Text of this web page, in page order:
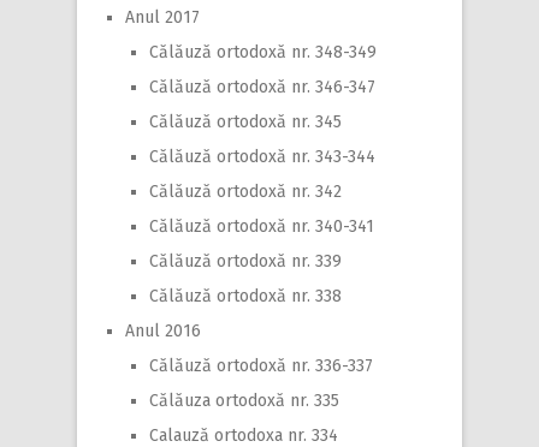
Anul 2017
Călăuză ortodoxă nr. 348-349
Călăuză ortodoxă nr. 346-347
Călăuză ortodoxă nr. 345
Călăuză ortodoxă nr. 343-344
Călăuză ortodoxă nr. 342
Călăuză ortodoxă nr. 340-341
Călăuză ortodoxă nr. 339
Călăuză ortodoxă nr. 338
Anul 2016
Călăuză ortodoxă nr. 336-337
Călăuza ortodoxă nr. 335
Calauză ortodoxa nr. 334